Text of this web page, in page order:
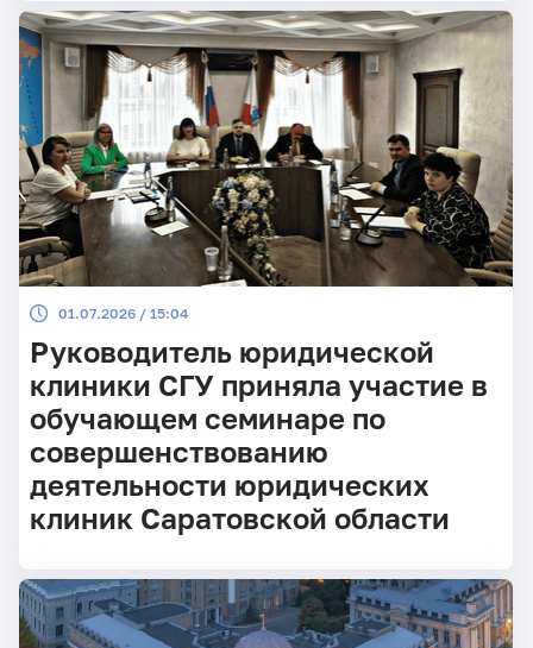
01.07.2026 / 15:04
Руководитель юридической
клиники СГУ приняла участие в
обучающем семинаре по
совершенствованию
деятельности юридических
клиник Саратовской области